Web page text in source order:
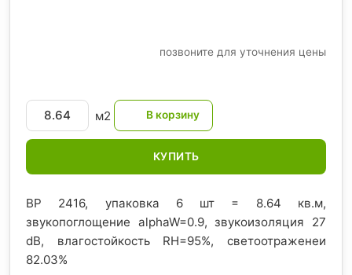
позвоните для уточнения цены
м2
КУПИТЬ
BP 2416, упаковка 6 шт = 8.64 кв.м,
звукопоглощение alphaW=0.9, звукоизоляция 27
dB, влагостойкость RH=95%, светоотраженеи
82.03%